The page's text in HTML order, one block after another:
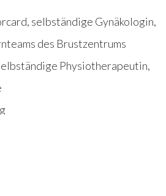
selbständige Gynäkologin,
des Brustzentrums
Physiotherapeutin,